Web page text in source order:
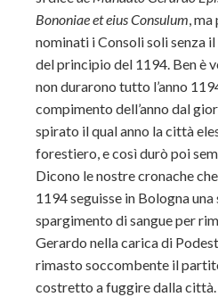
Bononiae et eius Consulum,
nominati i Consoli soli senza
del principio del 1194. Ben è
non durarono tutto l’anno
compimento dell’anno dal
spirato il qual anno la città
forestiero, e così durò poi
Dicono le nostre cronache
1194 seguisse in Bologna
spargimento di sangue per
Gerardo nella carica di
rimasto soccombente il
costretto a fuggire dalla